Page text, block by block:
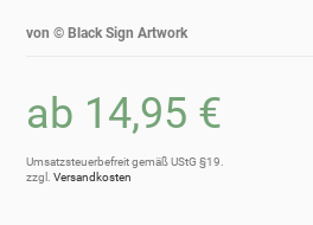
von © Black Sign Artwork
ab 14,95 €
Umsatzsteuerbefreit gemäß UStG §19.
zzgl.Versandkosten